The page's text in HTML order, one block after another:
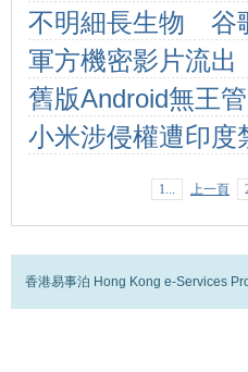
不明細長生物 谷
軍方機密影片流
舊版Android無王
小米涉侵權遭印度
1... 上一頁
香港易事泊 Hong Kong e-Services